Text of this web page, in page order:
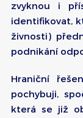
zvyknou i
identifikovat,
živnosti)
podnikání
Hraniční
pochybuji,
která se již